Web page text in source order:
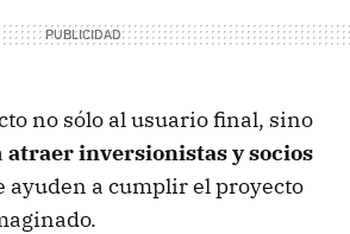
no sólo al usuario final, sino
atraer inversionistas y socios
ayuden a cumplir el proyecto